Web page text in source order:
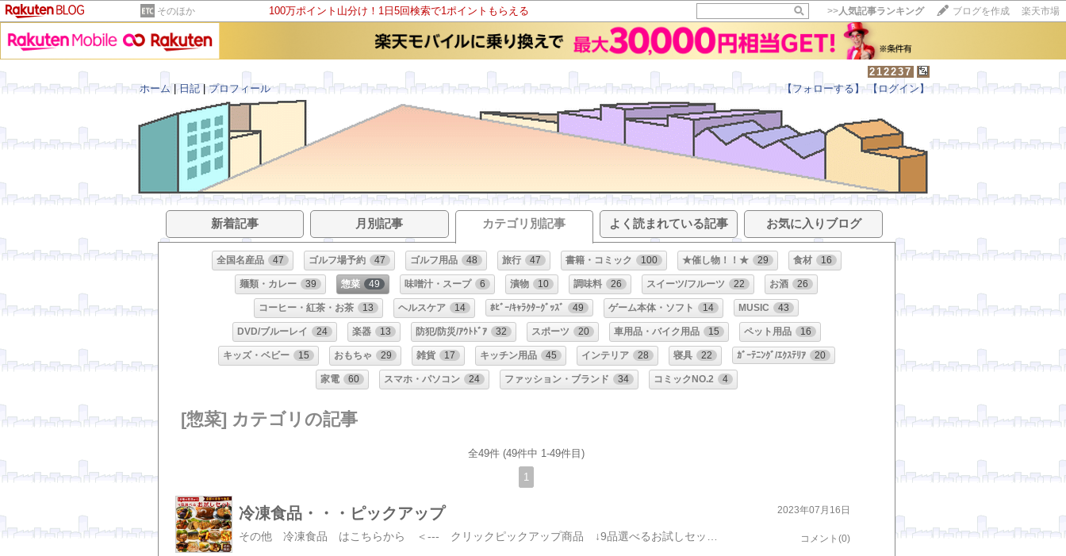
そのほか 100万ポイント山分け！1日5回検索で1ポイントもらえる >>人気記事ランキング ブログを作成 楽天市場
212237
ホーム |日記 |プロフィール 【フォローする】 【ログイン】
新着記事 月別記事 カテゴリ別記事 よく読まれている記事 お気に入りブログ
全国名産品 47 ゴルフ場予約 47 ゴルフ用品 48 旅行 47 書籍・コミック 100 ★催し物！！★ 29 食材 16
麺類・カレー 39 惣菜 49 味噌汁・スープ 6 漬物 10 調味料 26 スイーツ/フルーツ 22 お酒 26
コーヒー・紅茶・お茶 13 ヘルスケア 14 ﾎﾋﾞｰ/ｷｬﾗｸﾀｰｸﾞｯｽﾞ 49 ゲーム本体・ソフト 14 MUSIC 43
DVD/ブルーレイ 24 楽器 13 防犯/防災/ｱｳﾄﾄﾞｱ 32 スポーツ 20 車用品・バイク用品 15 ペット用品 16
キッズ・ベビー 15 おもちゃ 29 雑貨 17 キッチン用品 45 インテリア 28 寝具 22 ｶﾞｰﾃﾆﾝｸﾞ/ｴｸｽﾃﾘｱ 20
家電 60 スマホ・パソコン 24 ファッション・ブランド 34 コミックNO.2 4
[惣菜] カテゴリの記事
全49件 (49件中 1-49件目)
1
冷凍食品・・・ピックアップ 2023年07月16日
コメント(0)